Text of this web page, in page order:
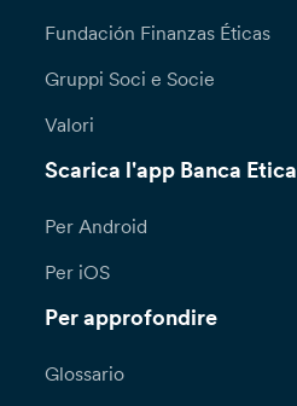
Fundación Finanzas Éticas
Gruppi Soci e Socie
Valori
Scarica l'app Banca Etica
Per Android
Per iOS
Per approfondire
Glossario